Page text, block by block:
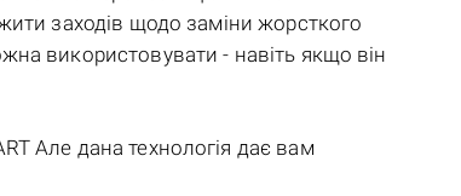
заходів щодо заміни жорсткого
використовувати - навіть якщо він
Але дана технологія дає вам